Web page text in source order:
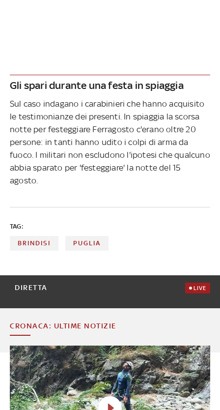
Gli spari durante una festa in spiaggia
Sul caso indagano i carabinieri che hanno acquisito
le testimonianze dei presenti. In spiaggia la scorsa
notte per festeggiare Ferragosto c'erano oltre 20
persone: in tanti hanno udito i colpi di arma da
fuoco. I militari non escludono l'ipotesi che qualcuno
abbia sparato per 'festeggiare' la notte del 15
agosto.
TAG:
BRINDISI PUGLIA
DIRETTA LIVE
CRONACA: ULTIME NOTIZIE